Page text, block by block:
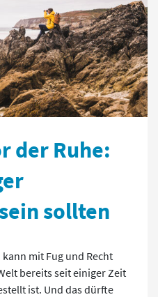
der Ruhe:
sollten
mit Fug und Recht
bereits seit einiger Zeit
ist. Und das dürfte